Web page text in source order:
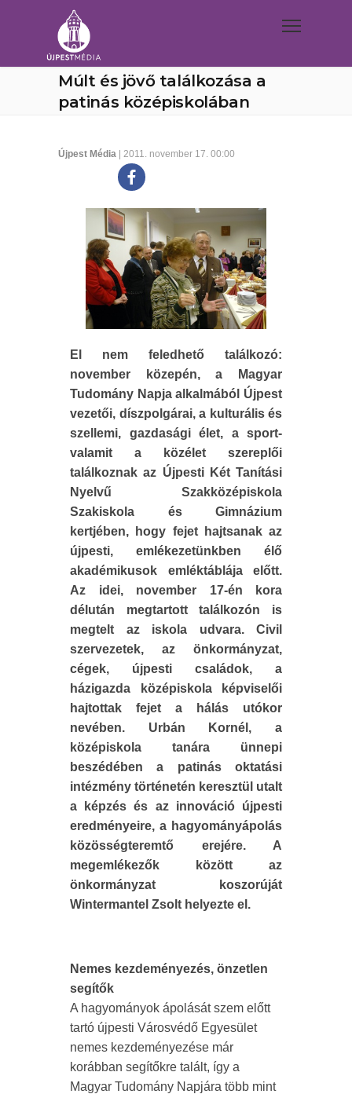
Múlt és jövő találkozása a
patinás középiskolában
Újpest Média | 2011. november 17. 00:00
El nem feledhető találkozó:
november közepén, a Magyar
Tudomány Napja alkalmából Újpest
vezetői, díszpolgárai, a kulturális és
szellemi, gazdasági élet, a sport-
valamit a közélet szereplői
találkoznak az Újpesti Két Tanítási
Nyelvű Szakközépiskola
Szakiskola és Gimnázium
kertjében, hogy fejet hajtsanak az
újpesti, emlékezetünkben élő
akadémikusok emléktáblája előtt.
Az idei, november 17-én kora
délután megtartott találkozón is
megtelt az iskola udvara. Civil
szervezetek, az önkormányzat,
cégek, újpesti családok, a
házigazda középiskola képviselői
hajtottak fejet a hálás utókor
nevében. Urbán Kornél, a
középiskola tanára ünnepi
beszédében a patinás oktatási
intézmény történetén keresztül utalt
a képzés és az innováció újpesti
eredményeire, a hagyományápolás
közösségteremtő erejére. A
megemlékezők között az
önkormányzat koszorúját
Wintermantel Zsolt helyezte el.
Nemes kezdeményezés, önzetlen
segítők
A hagyományok ápolását szem előtt
tartó újpesti Városvédő Egyesület
nemes kezdeményezése már
korábban segítőkre talált, így a
Magyar Tudomány Napjára több mint